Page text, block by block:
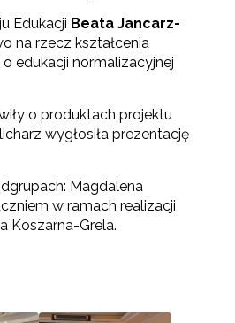
Edukacji Beata Jancarz-
na rzecz kształcenia
edukacji normalizacyjnej
o produktach projektu
wygłosiła prezentację
Magdalena
w ramach realizacji
Koszarna-Grela.